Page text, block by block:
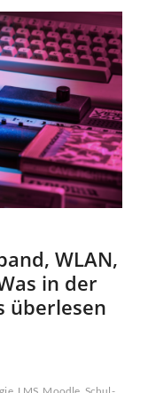
WLAN,
in der
überlesen